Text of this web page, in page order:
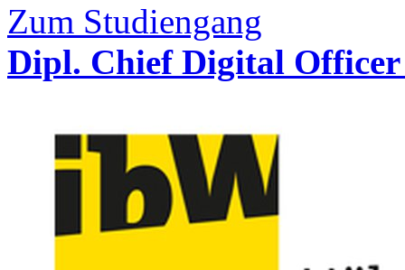
Zum Studiengang
Dipl. Chief Digital